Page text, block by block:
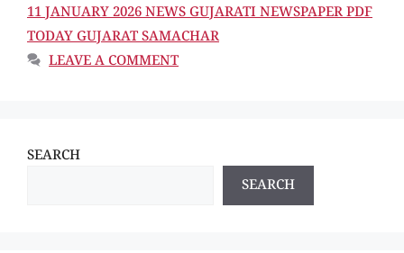
11 JANUARY 2026 NEWS GUJARATI NEWSPAPER PDF
TODAY GUJARAT SAMACHAR
LEAVE A COMMENT
SEARCH
SEARCH